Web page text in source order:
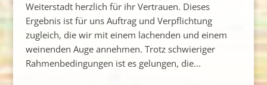
Weiterstadt herzlich für ihr Vertrauen. Dieses
Ergebnis ist für uns Auftrag und Verpflichtung
zugleich, die wir mit einem lachenden und einem
weinenden Auge annehmen. Trotz schwieriger
Rahmenbedingungen ist es gelungen, die...